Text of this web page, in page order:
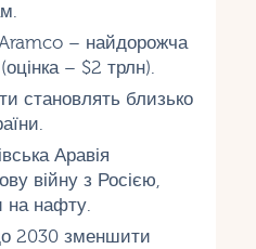
– найдорожча
(оцінка – $2 трлн).
становлять близько
Аравія
війну з Росією,
на нафту.
2030 зменшити